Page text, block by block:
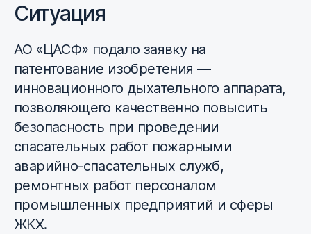
Ситуация
АО «ЦАСФ» подало заявку на
патентование изобретения —
инновационного дыхательного аппарата,
позволяющего качественно повысить
безопасность при проведении
спасательных работ пожарными
аварийно-спасательных служб,
ремонтных работ персоналом
промышленных предприятий и сферы
ЖКХ.